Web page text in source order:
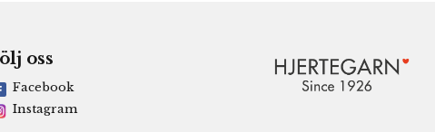
oss
Facebook
Instagram